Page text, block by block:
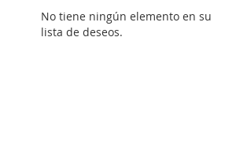
No tiene ningún elemento en su
lista de deseos.